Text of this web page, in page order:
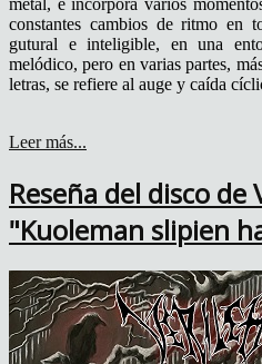
constantes cambios de ritmo en
gutural e inteligible, en una
melódico, pero en varias partes,
letras, se refiere al auge y caída
Leer más...
Reseña del disco de
"Kuoleman slipien